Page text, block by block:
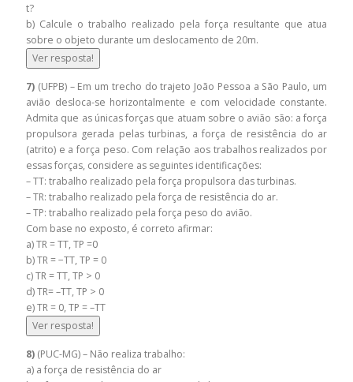
t?
b) Calcule o trabalho realizado pela força resultante que atua
sobre o objeto durante um deslocamento de 20m.
Ver resposta!
7) (UFPB) – Em um trecho do trajeto João Pessoa a São Paulo, um
avião desloca-se horizontalmente e com velocidade constante.
Admita que as únicas forças que atuam sobre o avião são: a força
propulsora gerada pelas turbinas, a força de resistência do ar
(atrito) e a força peso. Com relação aos trabalhos realizados por
essas forças, considere as seguintes identificações:
– TT: trabalho realizado pela força propulsora das turbinas.
– TR: trabalho realizado pela força de resistência do ar.
– TP: trabalho realizado pela força peso do avião.
Com base no exposto, é correto afirmar:
a) TR = TT, TP =0
b) TR = −TT, TP = 0
c) TR = TT, TP > 0
d) TR= –TT, TP > 0
e) TR = 0, TP = –TT
Ver resposta!
8) (PUC-MG) – Não realiza trabalho:
a) a força de resistência do ar